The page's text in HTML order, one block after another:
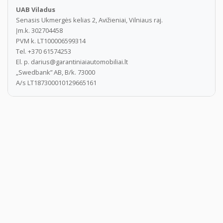
K916
Google maps lokacijos nuoroda (spausti čia).
UAB Viladus
Senasis Ukmergės kelias 2, Avižieniai, Vilniaus raj.
Įm.k. 302704458
PVM k. LT100006599314
Tel. +370 61574253
El. p. darius@garantiniaiautomobiliai.lt
„Swedbank” AB, B/k. 73000
A/s LT187300010129665161